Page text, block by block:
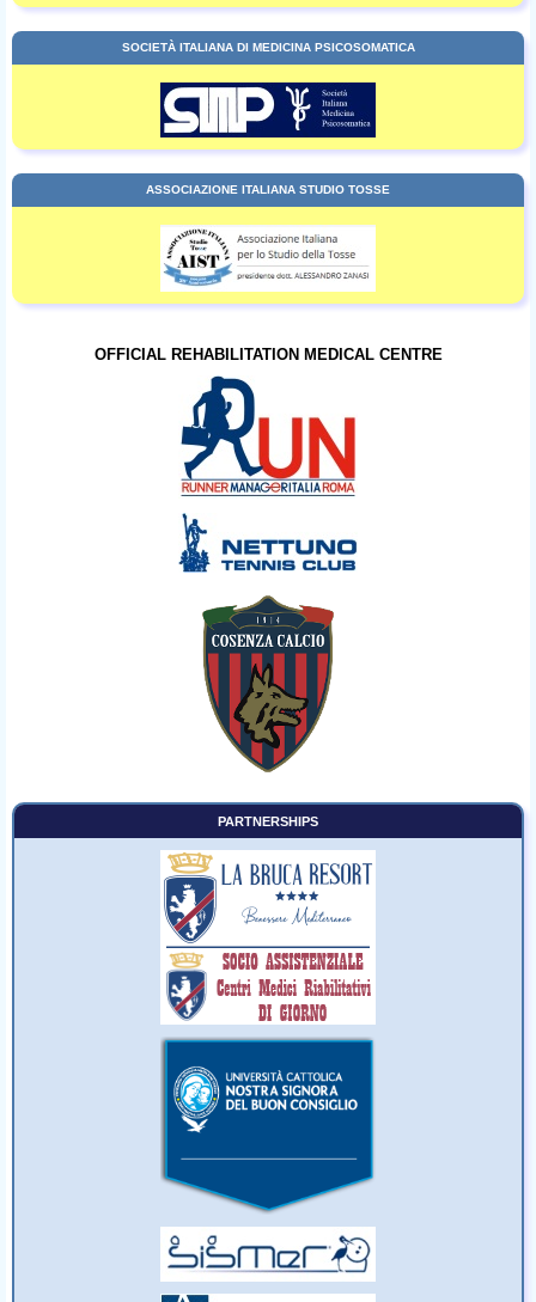
SOCIETÀ ITALIANA DI MEDICINA PSICOSOMATICA
ASSOCIAZIONE ITALIANA STUDIO TOSSE
OFFICIAL REHABILITATION MEDICAL CENTRE
PARTNERSHIPS